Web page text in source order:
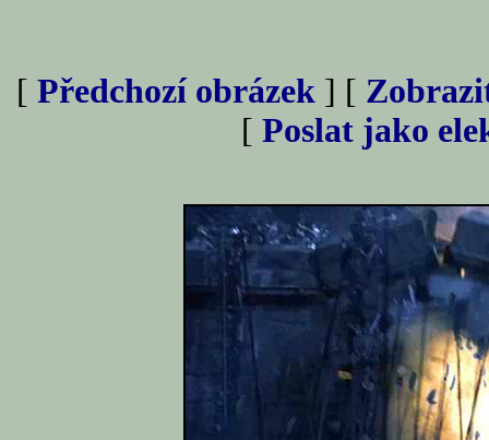
[ Předchozí obrázek ] [
[ Poslat jako